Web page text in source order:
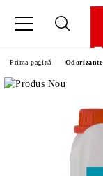
Prima pagină